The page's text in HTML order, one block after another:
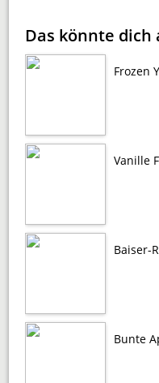
Das könnte
Frozen
Vanille
Baiser-
Bunte